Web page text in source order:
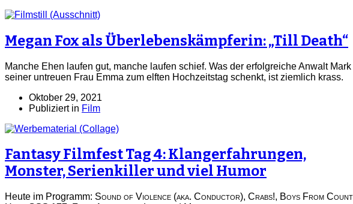
Megan Fox als Überlebenskämpferin: „Till Death“
Manche Ehen laufen gut, manche laufen schief. Was der erfolgreiche Anwalt Mark
seiner untreuen Frau Emma zum elften Hochzeitstag schenkt, ist ziemlich krass.
Oktober 29, 2021
Publiziert in Film
Fantasy Filmfest Tag 4: Klangerfahrungen,
Monster, Serienkiller und viel Humor
Heute im Programm: Sound of Violence (aka. Conductor), Crabs!, Boys From